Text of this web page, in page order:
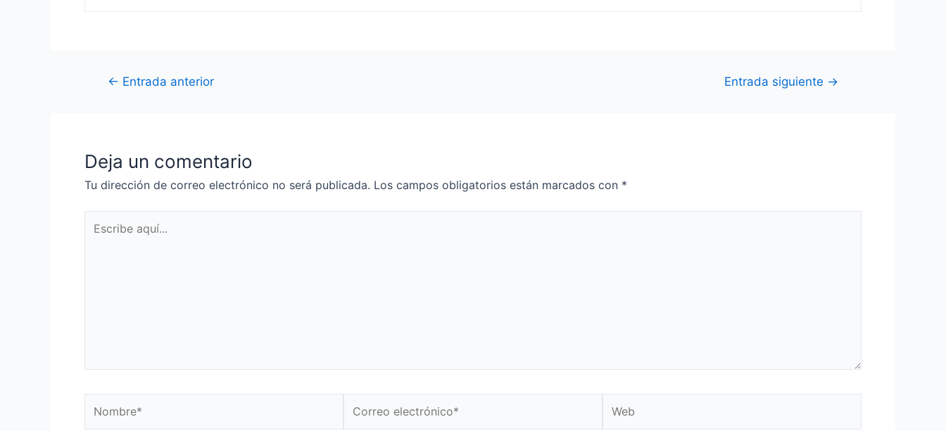
Navegación
← Entrada anterior Entrada siguiente →
Deja un comentario
Tu dirección de correo electrónico no será publicada. Los campos obligatorios están marcados con *
aquí...
electrónico*